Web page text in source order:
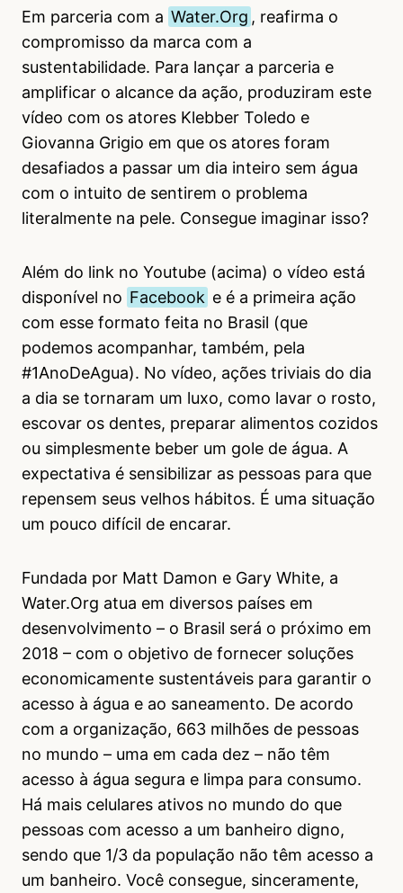
Em parceria com a Water.Org , reafirma o
compromisso da marca com a
sustentabilidade. Para lançar a parceria e
amplificar o alcance da ação, produziram este
vídeo com os atores Klebber Toledo e
Giovanna Grigio em que os atores foram
desafiados a passar um dia inteiro sem água
com o intuito de sentirem o problema
literalmente na pele. Consegue imaginar isso?
Além do link no Youtube (acima) o vídeo está
disponível no Facebook e é a primeira ação
com esse formato feita no Brasil (que
podemos acompanhar, também, pela
#1AnoDeAgua). No vídeo, ações triviais do dia
a dia se tornaram um luxo, como lavar o rosto,
escovar os dentes, preparar alimentos cozidos
ou simplesmente beber um gole de água. A
expectativa é sensibilizar as pessoas para que
repensem seus velhos hábitos. É uma situação
um pouco difícil de encarar.
Fundada por Matt Damon e Gary White, a
Water.Org atua em diversos países em
desenvolvimento – o Brasil será o próximo em
2018 – com o objetivo de fornecer soluções
economicamente sustentáveis para garantir o
acesso à água e ao saneamento. De acordo
com a organização, 663 milhões de pessoas
no mundo – uma em cada dez – não têm
acesso à água segura e limpa para consumo.
Há mais celulares ativos no mundo do que
pessoas com acesso a um banheiro digno,
sendo que 1/3 da população não têm acesso a
um banheiro. Você consegue, sinceramente,